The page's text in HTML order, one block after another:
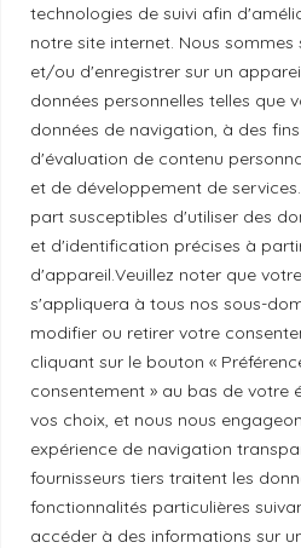
technologies de suivi afin
notre site internet. Nous
et/ou d'enregistrer sur un
données personnelles telles que
données de navigation, à des
d'évaluation de contenu
et de développement de
part susceptibles d'utiliser des
et d'identification précises à
d'appareil.Veuillez noter que
s'appliquera à tous nos sous-
modifier ou retirer votre
cliquant sur le bouton «
consentement » au bas de votre
vos choix, et nous nous
expérience de navigation
fournisseurs tiers traitent les
fonctionnalités particulières
accéder à des informations sur
Liens utiles
Mentions légales
Politique de confidentialité
Principes de publication
Politique de correction
Politique de diversité
Politique éthique